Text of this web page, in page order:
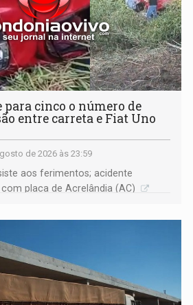
para cinco o número de
entre carreta e Fiat Uno
de 2026 às 23:59
aos ferimentos; acidente
placa de Acrelândia (AC)